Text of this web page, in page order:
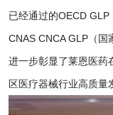
已经通过的OECD
CNAS CNCA GLP（国
进一步彰显了莱恩医药
区医疗器械行业高质量